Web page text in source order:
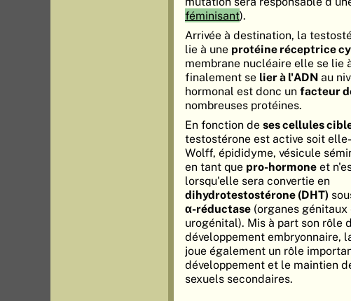
féminisant).
Arrivée à destination, la
lie à une protéine réceptrice
membrane nucléaire elle se lie
finalement se lier à l'ADN au
hormonal est donc un facteur
nombreuses protéines.
En fonction de ses cellules
testostérone est active soit
Wolff, épididyme, vésicule
en tant que pro-hormone et
lorsqu'elle sera convertie en
dihydrotestostérone (DHT)
α-réductase (organes génitaux
urogénital). Mis à part son rôle
développement embryonnaire,
joue également un rôle
développement et le maintien
sexuels secondaires.